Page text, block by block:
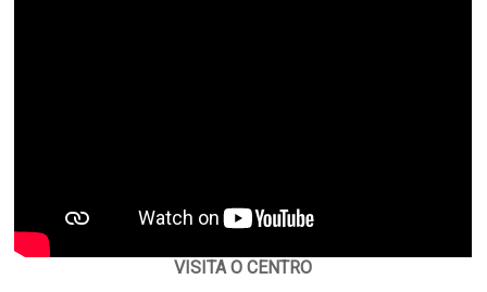
VISITA O CENTRO